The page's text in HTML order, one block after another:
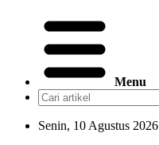
Menu
Senin, 10 Agustus 2026